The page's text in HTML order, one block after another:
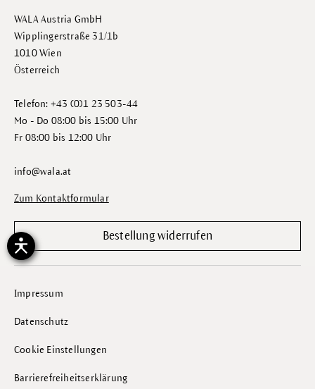
WALA Austria GmbH
Wipplingerstraße 31/1b
1010 Wien
Österreich
Telefon: +43 (0)1 23 503-44
Mo - Do 08:00 bis 15:00 Uhr
Fr 08:00 bis 12:00 Uhr
info@wala.at
Zum Kontaktformular
Bestellung widerrufen
Impressum
Datenschutz
Cookie Einstellungen
Barrierefreiheitserklärung